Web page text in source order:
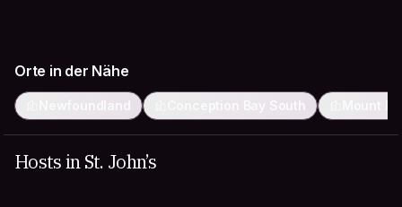
Orte in der Nähe
Newfoundland Conception Bay South
Hosts in St. John’s